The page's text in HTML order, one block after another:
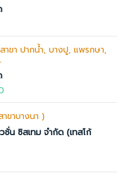
าขา ปากน้ำ, บางปู, แพรกษา,
ขาบางนา )
น ซิสเทม จำกัด (เทสโก้